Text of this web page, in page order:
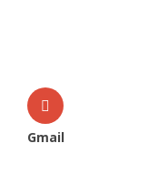
Gmail